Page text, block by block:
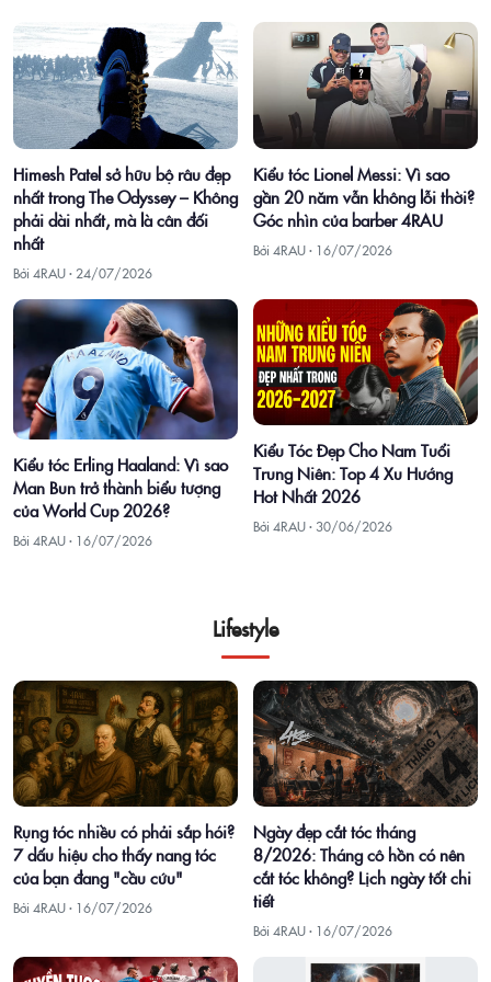
Himesh Patel sở hữu bộ râu đẹp
nhất trong The Odyssey – Không
phải dài nhất, mà là cân đối
nhất
Bởi 4RAU · 24/07/2026
Kiểu tóc Lionel Messi: Vì sao
gần 20 năm vẫn không lỗi thời?
Góc nhìn của barber 4RAU
Bởi 4RAU · 16/07/2026
Kiểu tóc Erling Haaland: Vì sao
Man Bun trở thành biểu tượng
của World Cup 2026?
Bởi 4RAU · 16/07/2026
Kiểu Tóc Đẹp Cho Nam Tuổi
Trung Niên: Top 4 Xu Hướng
Hot Nhất 2026
Bởi 4RAU · 30/06/2026
Lifestyle
Rụng tóc nhiều có phải sắp hói?
7 dấu hiệu cho thấy nang tóc
của bạn đang "cầu cứu"
Bởi 4RAU · 16/07/2026
Ngày đẹp cắt tóc tháng
8/2026: Tháng cô hồn có nên
cắt tóc không? Lịch ngày tốt chi
tiết
Bởi 4RAU · 16/07/2026